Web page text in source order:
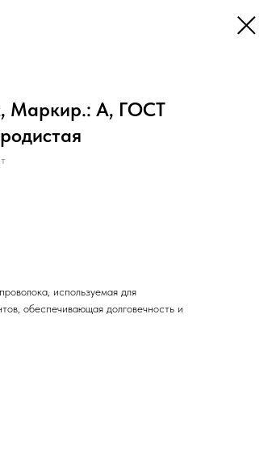
Маркир.: А, ГОСТ
используемая для
обеспечивающая долговечность и